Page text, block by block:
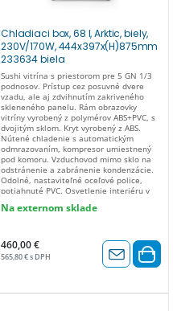
Chladiaci box, 68 l, Arktic, biely,
230V/170W, 444x397x(H)875mm
233634 biela
Sushi vitrína s priestorom pre 5 GN 1/3
podnosov. Prístup cez posuvné dvere
vzadu, ale aj zdvihnutím zakriveného
skleneného panelu. Rám obrazovky
vitríny vyrobený z polymérov ABS+PVC, s
dvojitým sklom. Kryt vyrobený z ABS.
Nútené chladenie s automatickým
odmrazovaním, kompresor umiestnený
pod komoru. Vzduchovod mimo sklo na
odstránenie a zabránenie kondenzácie.
Odolné, nastaviteľné oceľové police,
potiahnuté PVC. Osvetlenie interiéru v
termostat. Klimatická trieda: 4 S 3
médium: R600a.
Na externom sklade
460,00 €
565,80 € s DPH